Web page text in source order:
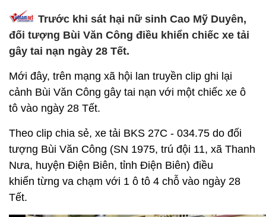
Trước khi sát hại nữ sinh Cao Mỹ Duyên,
đối tượng Bùi Văn Công điều khiển chiếc xe tải
gây tai nạn ngày 28 Tết.
Mới đây, trên mạng xã hội lan truyền clip ghi lại
cảnh Bùi Văn Công gây tai nạn với một chiếc xe ô
tô vào ngày 28 Tết.
Theo clip chia sẻ, xe tải BKS 27C - 034.75 do đối
tượng Bùi Văn Công (SN 1975, trú đội 11, xã Thanh
Nưa, huyện Điện Biên, tỉnh Điện Biên) điều
khiển từng va chạm với 1 ô tô 4 chỗ vào ngày 28
Tết.